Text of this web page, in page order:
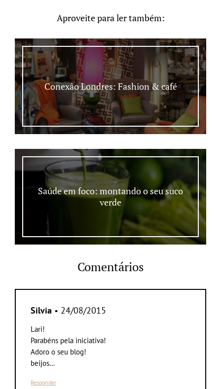
Aproveite para ler também:
Conexão Londres: Fashion & café
Saúde em foco: montando o seu suco
verde
Comentários
Silvia • 24/08/2015
Lari!
Parabéns pela iniciativa!
Adoro o seu blog!
beijos…
Responder